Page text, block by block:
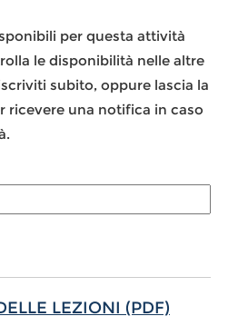
per questa attività
le disponibilità nelle altre
subito, oppure lascia la
ricevere una notifica in caso
LEZIONI (PDF)